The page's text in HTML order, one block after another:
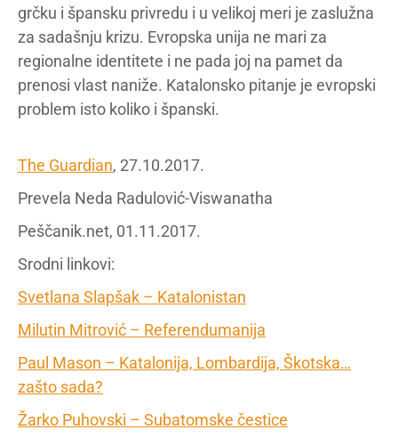
grčku i špansku privredu i u velikoj meri je zaslužna
za sadašnju krizu. Evropska unija ne mari za
regionalne identitete i ne pada joj na pamet da
prenosi vlast naniže. Katalonsko pitanje je evropski
problem isto koliko i španski.
The Guardian, 27.10.2017.
Prevela Neda Radulović-Viswanatha
Peščanik.net, 01.11.2017.
Srodni linkovi:
Svetlana Slapšak – Katalonistan
Milutin Mitrović – Referendumanija
Paul Mason – Katalonija, Lombardija, Škotska…
zašto sada?
Žarko Puhovski – Subatomske čestice